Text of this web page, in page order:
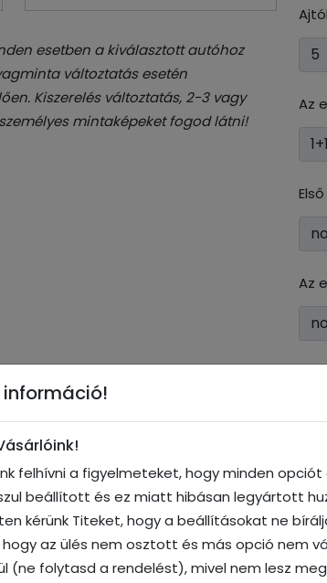
esetben a kiválasztott autóhoz
változtatás esetén
Kiszerelés változtatás, 2-3 vagy
mintaképeket fogod látni!
Az
Az
információ!
felhívni a figyelmeteket, hogy minden
beállított és ez miatt hibásan legyártott
kérünk Titeket, hogy a beállításokat ne
az ülés nem osztott és más opció nem
(ne folytasd a rendelést), mivel nem lesz